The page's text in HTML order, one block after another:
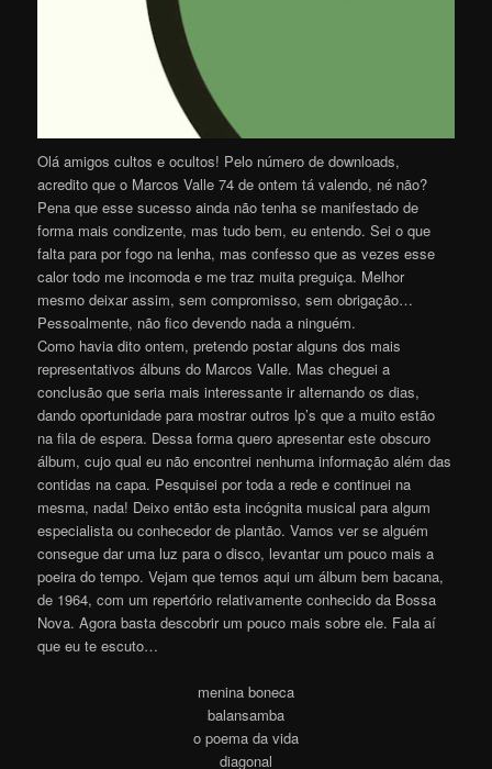
Olá amigos cultos e ocultos! Pelo número de downloads,
acredito que o Marcos Valle 74 de ontem tá valendo, né não?
Pena que esse sucesso ainda não tenha se manifestado de
forma mais condizente, mas tudo bem, eu entendo. Sei o que
falta para por fogo na lenha, mas confesso que as vezes esse
calor todo me incomoda e me traz muita preguiça. Melhor
mesmo deixar assim, sem compromisso, sem obrigação…
Pessoalmente, não fico devendo nada a ninguém.
Como havia dito ontem, pretendo postar alguns dos mais
representativos álbuns do Marcos Valle. Mas cheguei a
conclusão que seria mais interessante ir alternando os dias,
dando oportunidade para mostrar outros lp’s que a muito estão
na fila de espera. Dessa forma quero apresentar este obscuro
álbum, cujo qual eu não encontrei nenhuma informação além das
contidas na capa. Pesquisei por toda a rede e continuei na
mesma, nada! Deixo então esta incógnita musical para algum
especialista ou conhecedor de plantão. Vamos ver se alguém
consegue dar uma luz para o disco, levantar um pouco mais a
poeira do tempo. Vejam que temos aqui um álbum bem bacana,
de 1964, com um repertório relativamente conhecido da Bossa
Nova. Agora basta descobrir um pouco mais sobre ele. Fala aí
que eu te escuto…
menina boneca
balansamba
o poema da vida
diagonal